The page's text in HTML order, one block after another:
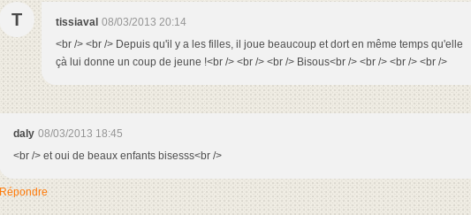
T tissiaval 08/03/2013 20:14
<br /> <br /> Depuis qu'il y a les filles, il joue beaucoup et dort en même temps qu'elle
çà lui donne un coup de jeune !<br /> <br /> <br /> Bisous<br /> <br /> <br /> <br />
daly 08/03/2013 18:45
<br /> et oui de beaux enfants bisesss<br />
Répondre